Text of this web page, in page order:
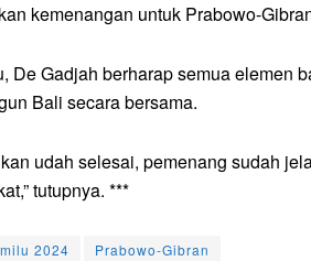
kemenangan untuk Prabowo-
De Gadjah berharap semua elemen
Bali secara bersama.
udah selesai, pemenang sudah
tutupnya. ***
2024 Prabowo-Gibran